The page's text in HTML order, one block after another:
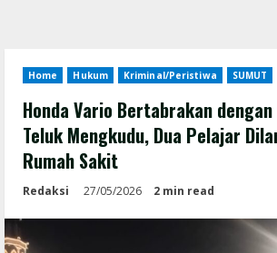
Home Hukum Kriminal/Peristiwa SUMUT
Honda Vario Bertabrakan dengan
Teluk Mengkudu, Dua Pelajar
Rumah Sakit
Redaksi 27/05/2026 2 min read